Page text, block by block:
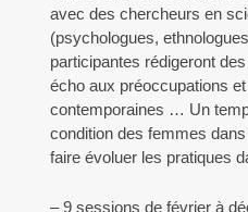
avec des chercheurs en
(psychologues,
participantes rédigeront
écho aux préoccupations
contemporaines … Un
condition des femmes
faire évoluer les pratiques
– 9 sessions de février à